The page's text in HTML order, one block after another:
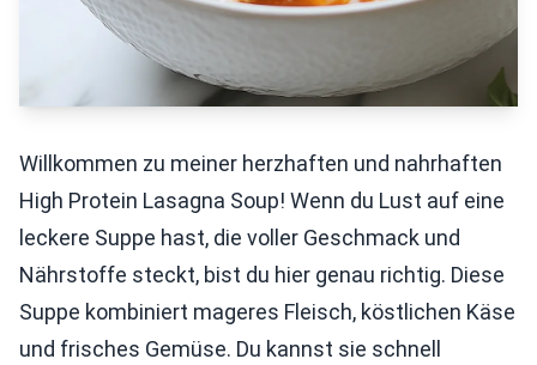
Willkommen zu meiner herzhaften und nahrhaften
High Protein Lasagna Soup! Wenn du Lust auf eine
leckere Suppe hast, die voller Geschmack und
Nährstoffe steckt, bist du hier genau richtig. Diese
Suppe kombiniert mageres Fleisch, köstlichen Käse
und frisches Gemüse. Du kannst sie schnell